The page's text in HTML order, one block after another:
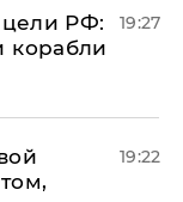
цели РФ:
корабли
19:27
19:22